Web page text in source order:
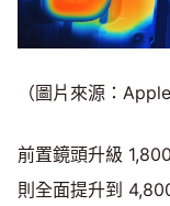
（圖片來源：Apple
前置鏡頭升級
則全面提升到